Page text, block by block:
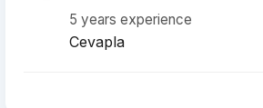
5 years experience
Cevapla